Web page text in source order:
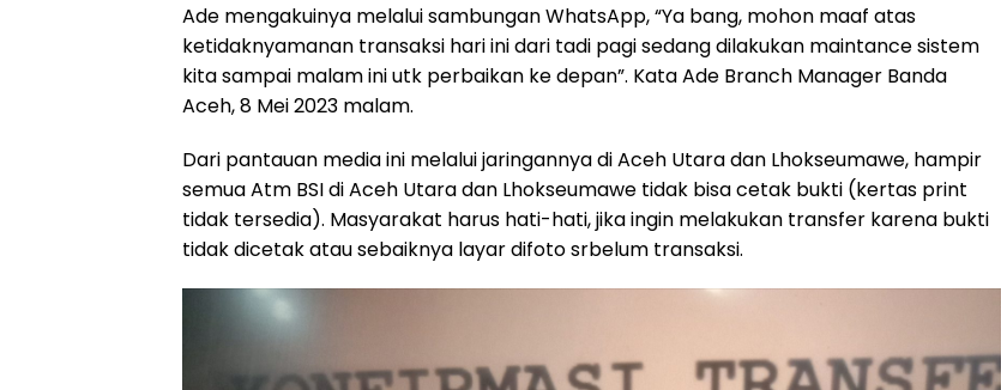
Ade mengakuinya melalui sambungan WhatsApp, “Ya bang, mohon maaf atas
ketidaknyamanan transaksi hari ini dari tadi pagi sedang dilakukan maintance sistem
kita sampai malam ini utk perbaikan ke depan”. Kata Ade Branch Manager Banda
Aceh, 8 Mei 2023 malam.
Dari pantauan media ini melalui jaringannya di Aceh Utara dan Lhokseumawe, hampir
semua Atm BSI di Aceh Utara dan Lhokseumawe tidak bisa cetak bukti (kertas print
tidak tersedia). Masyarakat harus hati-hati, jika ingin melakukan transfer karena bukti
tidak dicetak atau sebaiknya layar difoto srbelum transaksi.